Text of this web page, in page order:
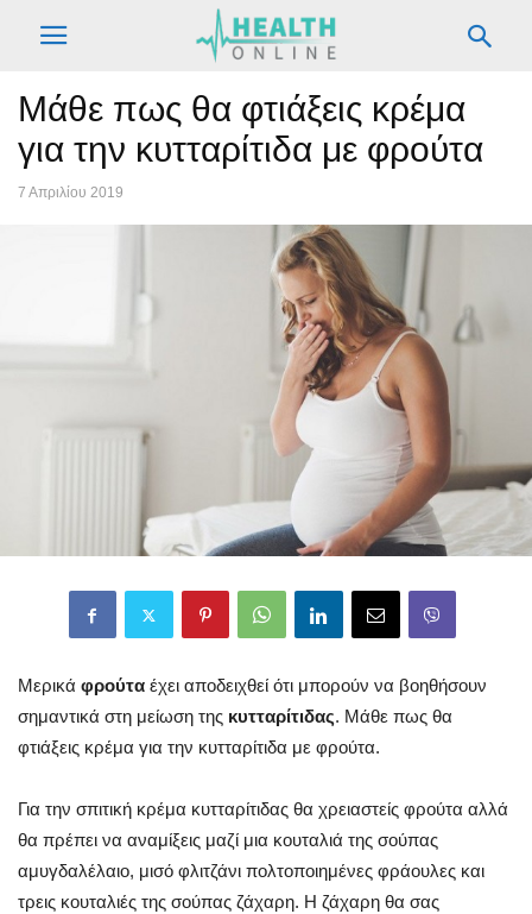
Μάθε πως θα φτιάξεις κρέμα
για την κυτταρίτιδα με φρούτα
7 Απριλίου 2019
Μερικά φρούτα έχει αποδειχθεί ότι μπορούν να βοηθήσουν
σημαντικά στη μείωση της κυτταρίτιδας. Μάθε πως θα
φτιάξεις κρέμα για την κυτταρίτιδα με φρούτα.
Για την σπιτική κρέμα κυτταρίτιδας θα χρειαστείς φρούτα αλλά
θα πρέπει να αναμίξεις μαζί μια κουταλιά της σούπας
αμυγδαλέλαιο, μισό φλιτζάνι πολτοποιημένες φράουλες και
τρεις κουταλιές της σούπας ζάχαρη. Η ζάχαρη θα σας